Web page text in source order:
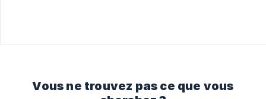
Vous ne trouvez pas ce que vous